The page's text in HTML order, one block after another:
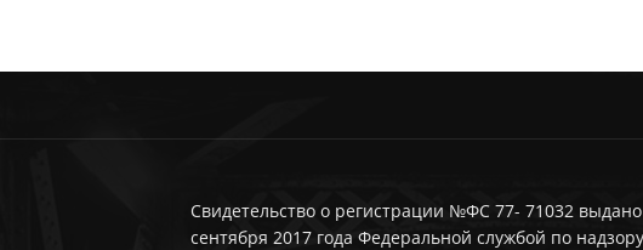
Свидетельство о регистрации №ФС 77- 71032
сентября 2017 года Федеральной службой по